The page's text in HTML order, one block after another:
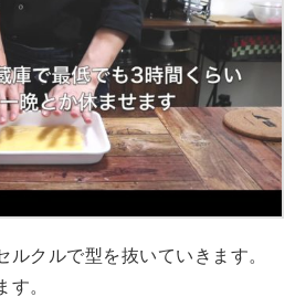
クルで型を抜いていきます。
す。